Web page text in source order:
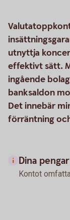
utnyttja
effektivt sätt.
ingående
banksaldon
Det innebär
förräntning
Dina
Kontot